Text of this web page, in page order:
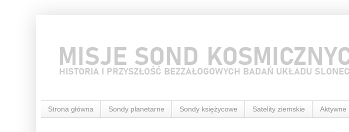
Strona główna Sondy planetarne Sondy księżycowe Satelity ziemskie Aktywne